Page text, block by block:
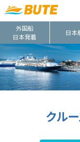
外国船
日本発着
日本
クル